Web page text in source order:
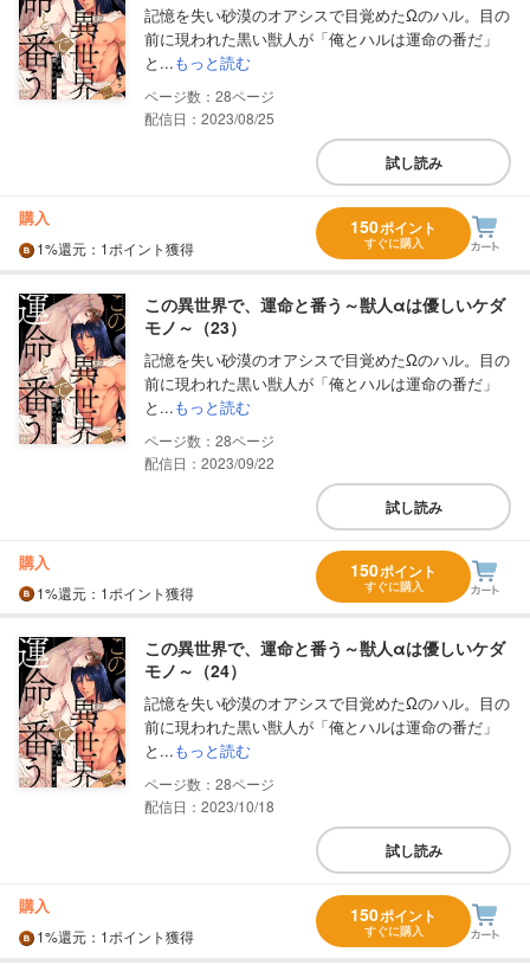
記憶を失い砂漠のオアシスで目覚めたΩのハル。目の
前に現われた黒い獣人が「俺とハルは運命の番だ」
と...もっと読む
28
配信日：2023/08/25
試し読み
購入
1%還元 ：1ポイント獲得
150ポイント
すぐに購入
この異世界で、運命と番う～獣人αは優しいケダ
モノ～（23）
記憶を失い砂漠のオアシスで目覚めたΩのハル。目の
前に現われた黒い獣人が「俺とハルは運命の番だ」
と...もっと読む
28
配信日：2023/09/22
試し読み
購入
1%還元 ：1ポイント獲得
150ポイント
すぐに購入
この異世界で、運命と番う～獣人αは優しいケダ
モノ～（24）
記憶を失い砂漠のオアシスで目覚めたΩのハル。目の
前に現われた黒い獣人が「俺とハルは運命の番だ」
と...もっと読む
28
配信日：2023/10/18
試し読み
購入
1%還元 ：1ポイント獲得
150ポイント
すぐに購入